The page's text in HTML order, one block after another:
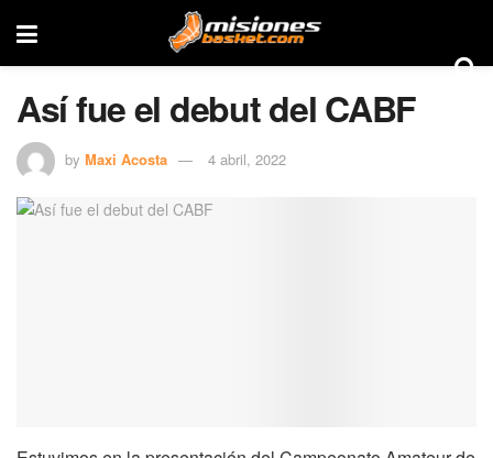
Así fue el debut del CABF
by Maxi Acosta 4 abril, 2022